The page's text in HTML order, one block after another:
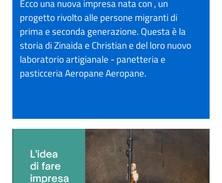
Ecco una nuova impresa nata con , un
progetto rivolto alle persone migranti di
prima e seconda generazione. Questa è la
storia di Zinaida e Christian e del loro nuovo
laboratorio artigianale - panetteria e
pasticceria Aeropane Aeropane.